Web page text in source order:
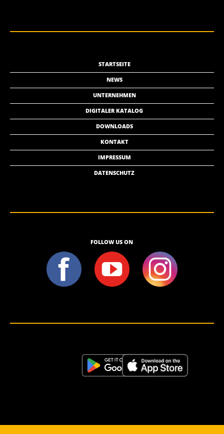
STARTSEITE
NEWS
UNTERNEHMEN
DIGITALER KATALOG
DOWNLOADS
KONTAKT
IMPRESSUM
DATENSCHUTZ
FOLLOW US ON